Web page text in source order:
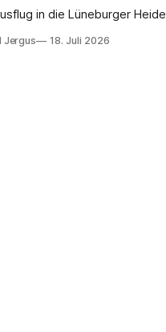
in die Lüneburger Heide
Jergus 18. Juli 2026